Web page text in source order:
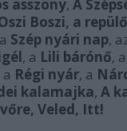
asszony, A
Boszi, a
Szép nyári nap,
, a Lili bárónő, a
a Régi nyár, a
kalamajka, A
Veled, Itt!